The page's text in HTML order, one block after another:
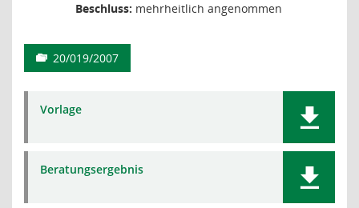
Beschluss: mehrheitlich angenommen
20/019/2007
Vorlage
Beratungsergebnis